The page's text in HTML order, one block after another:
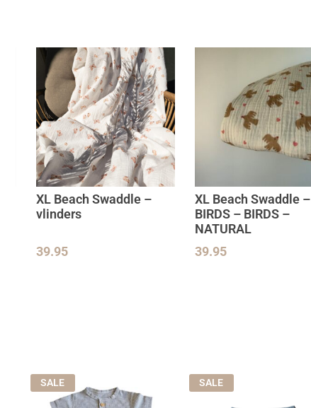
XL Beach Swaddle –
vlinders
39.95
XL Beach Swaddle –
BIRDS – BIRDS –
NATURAL
39.95
SALE SALE